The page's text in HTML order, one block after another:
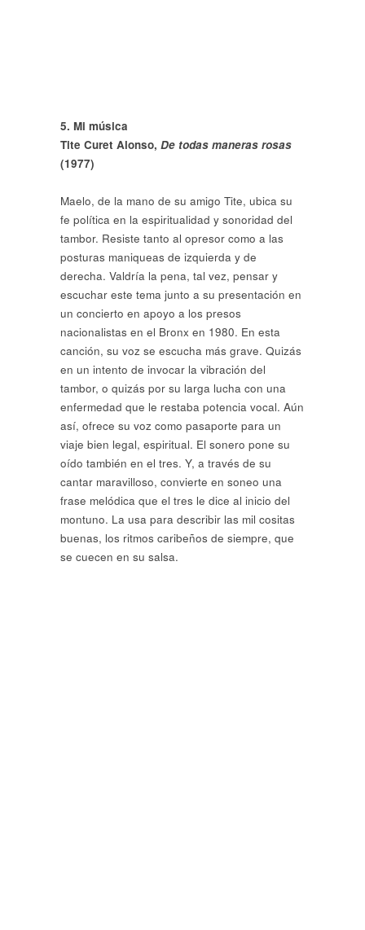
5. Mi música
Tite Curet Alonso, De todas maneras rosas
(1977)
Maelo, de la mano de su amigo Tite, ubica su
fe política en la espiritualidad y sonoridad del
tambor. Resiste tanto al opresor como a las
posturas maniqueas de izquierda y de
derecha. Valdría la pena, tal vez, pensar y
escuchar este tema junto a su presentación en
un concierto en apoyo a los presos
nacionalistas en el Bronx en 1980. En esta
canción, su voz se escucha más grave. Quizás
en un intento de invocar la vibración del
tambor, o quizás por su larga lucha con una
enfermedad que le restaba potencia vocal. Aún
así, ofrece su voz como pasaporte para un
viaje bien legal, espiritual. El sonero pone su
oído también en el tres. Y, a través de su
cantar maravilloso, convierte en soneo una
frase melódica que el tres le dice al inicio del
montuno. La usa para describir las mil cositas
buenas, los ritmos caribeños de siempre, que
se cuecen en su salsa.